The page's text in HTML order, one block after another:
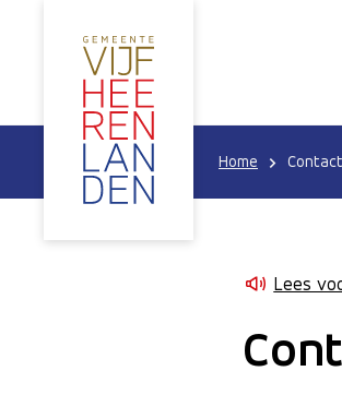
Home
Lees